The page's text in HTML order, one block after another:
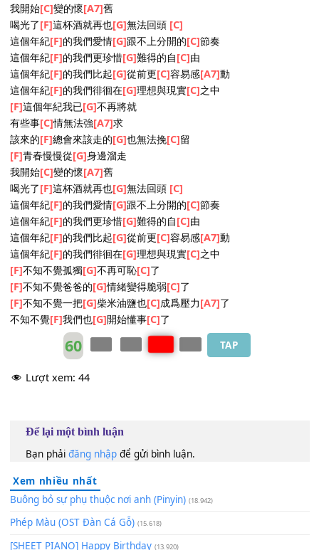
[C]當我發現我[Dm]已到了 該
但我的[F]女人呢[G]但我的[C]女人呢
[C]當我習慣把[Dm]實話都[G]變成了童[C]話
那我的[F]單純呢[G]那我的[C]單純呢
[F]這個年紀我已[G]不再將就
有些事[C]情無法強[A7]求
該來的[F]總會來該走的
[F]青春慢慢從[G]身邊溜走
我開始[C]變的懷[A7]舊
喝光了[F]這杯酒就再也
這個年紀[F]的我們愛情[G]跟不上分開的
這個年紀[F]的我們更珍惜[G]難得的自[C]由
這個年紀[F]的我們比起[G]從前更[C]容易感
這個年紀[F]的我們徘徊在[G]理想與現實[C]之中
[F]這個年紀我已[G]不再將就
有些事[C]情無法強[A7]求
該來的[F]總會來該走的[G]也無法挽[C]留
[F]青春慢慢從[G]身邊溜走
變的懷[A7] 舊
這杯酒就再也[G]無法回頭[C]
這個年紀[F]的我們愛情
這個年紀[F]的我們徘徊在
不知不覺孤獨 [G]不再可恥 [C]了
不知不覺爸爸的 [G] 情緒變得脆弱
[F]不知不覺一把[G]
不知不覺[F]我們也[G]開始懂事[C]了
60